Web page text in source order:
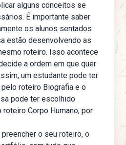
alguns conceitos se
É importante saber
os alunos sentados
estão desenvolvendo as
roteiro. Isso acontece
a ordem em que quer
um estudante pode ter
roteiro Biografia e o
pode ter escolhido
Corpo Humano, por
preencher o seu roteiro, o